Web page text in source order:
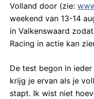
Volland door (zie:
weekend van 13-14
in Valkenswaard
Racing in actie kan
De test begon in
krijg je ervan als je
stapt. Ik wist niet